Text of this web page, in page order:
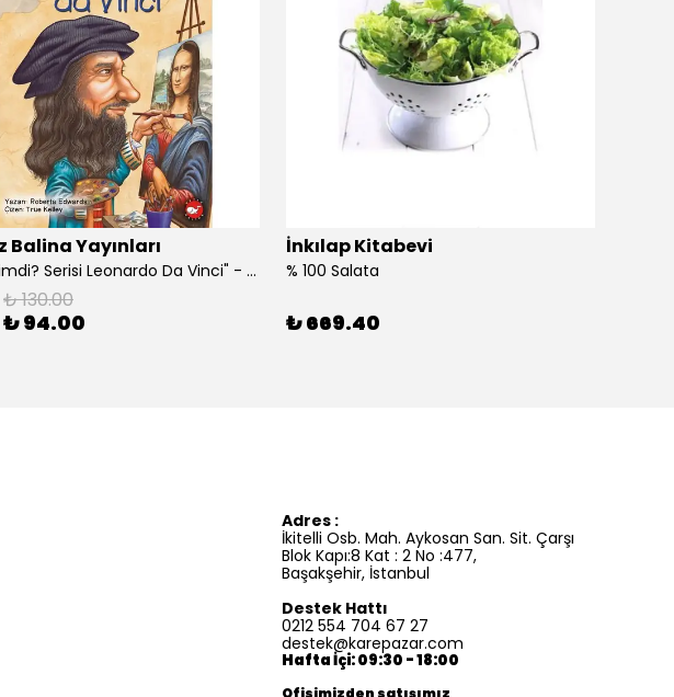
Balina Yayınları
"Kim Kimdi? Serisi Leonardo Da Vinci" - Roberta Edwards
₺ 130.00
₺ 94.00
İnkılap Kitabevi
% 100 Salata
₺ 669.40
Adres :
İkitelli Osb. Mah. Aykosan San. Sit. Çarşı
Blok Kapı:8 Kat : 2 No :477,
Başakşehir, İstanbul
Destek Hattı
0212 554 704 67 27
destek@karepazar.com
Hafta İçi: 09:30 - 18:00
Ofisimizden satışımız